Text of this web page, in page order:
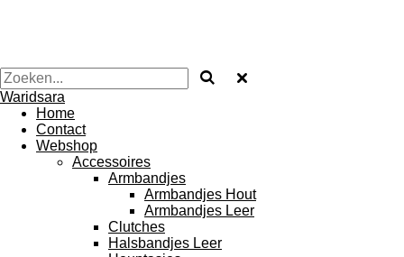
Waridsara
Home
Contact
Webshop
Accessoires
Armbandjes
Armbandjes Hout
Armbandjes Leer
Clutches
Halsbandjes Leer